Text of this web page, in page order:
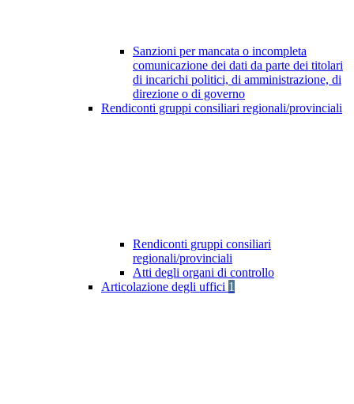
Sanzioni per mancata o incompleta
comunicazione dei dati da parte dei titolari
di incarichi politici, di amministrazione, di
direzione o di governo
Rendiconti gruppi consiliari regionali/provinciali
Rendiconti gruppi consiliari
regionali/provinciali
Atti degli organi di controllo
Articolazione degli uffici 1